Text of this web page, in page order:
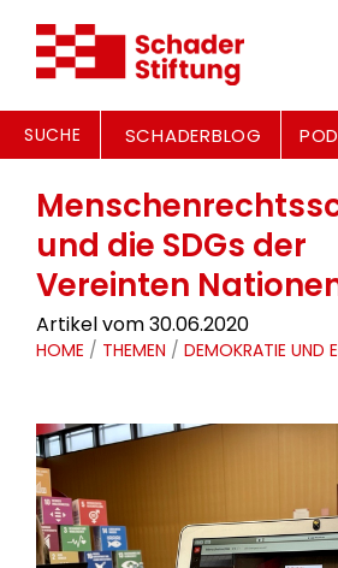
SUCHE SCHADERBLOG
und die SDGs der
Vereinten
Artikel vom 30.06.2020
HOME / THEMEN / DEMOKRATIE UND